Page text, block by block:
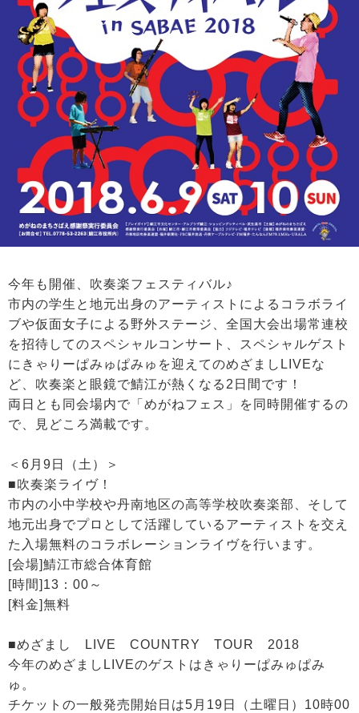
今年も開催、吹奏楽フェスティバル♪
市内の学生と地元出身のアーティストによるコラボライ
ブや仮面女子による野外ステージ、全国大会出場常連校
を招待してのスペシャルコンサート、スペシャルゲスト
にきゃりーぱみゅぱみゅを迎えてのめざましLIVEな
ど、吹奏楽と眼鏡で鯖江が熱くなる2日間です！
両日とも同会場内で「めがねフェス」を同時開催するの
で、見どころ満載です。
＜6月9日（土）＞
■吹奏楽ライヴ！
市内の小中学校や丹南地区の高等学校吹奏楽部、そして
地元出身でプロとして活躍しているアーティストを交え
た入場無料のコラボレーションライヴを行います。
[会場]鯖江市総合体育館
[時間]13：00～
[料金]無料
■めざまし LIVE COUNTRY TOUR 2018
今年のめざましLIVEのゲストはきゃりーぱみゅぱみ
ゅ。
チケットの一般発売開始日は5月19日（土曜日）10時00